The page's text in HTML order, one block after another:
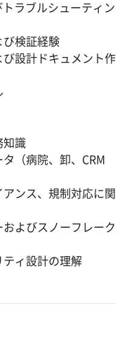
ラブルシューティン
び検証経験
び設計ドキュメント作
知識
（病院、卸、CRM
ンス、規制対応に関
よびスノーフレーク
ティ設計の理解